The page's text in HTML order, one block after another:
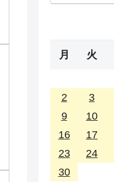
月 火
2
3
9
10
16
17
23
24
30